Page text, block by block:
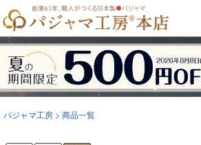
パジャマ工房 商品一覧